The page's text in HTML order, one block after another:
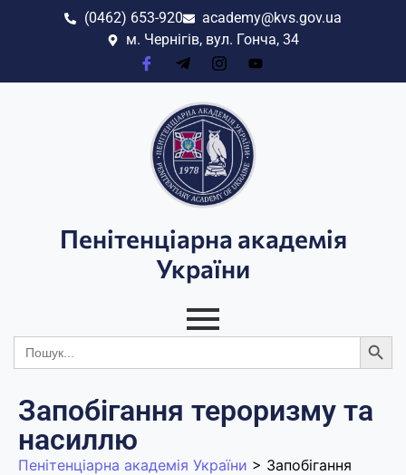
(0462) 653-920
academy@kvs.gov.ua
м. Чернігів, вул. Гонча, 34
Пенітенціарна академія
України
Search
for:
Запобігання тероризму та
насиллю
Пенітенціарна академія України > Запобігання